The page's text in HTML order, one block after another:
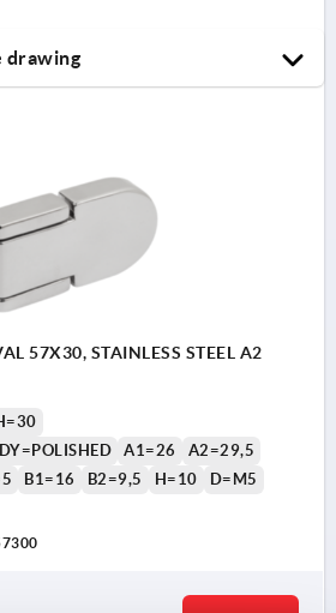
drawing
57X30, STAINLESS STEEL A2
A1=26
A2=29,5
B1=16 B2=9,5 H=10
D=M5